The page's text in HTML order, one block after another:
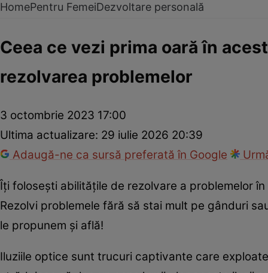
HomePentru FemeiDezvoltare personală
Ceea ce vezi prima oară în
rezolvarea problemelor
3 octombrie 2023 17:00
Ultima actualizare: 29 iulie 2026 20:39
Adaugă-ne ca sursă preferată în Google
Îţi folosești abilitățile de rezolvare a problemelor
Rezolvi problemele fără să stai mult pe gânduri
le propunem şi află!
Iluziile optice sunt trucuri captivante care